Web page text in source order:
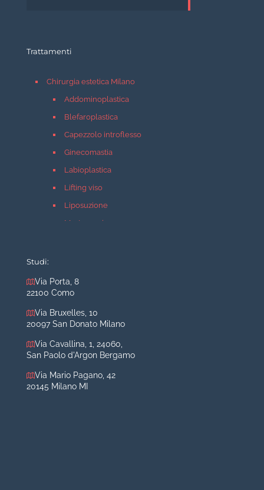
Trattamenti
Chirurgia estetica Milano
Addominoplastica
Blefaroplastica
Capezzolo introflesso
Ginecomastia
Labioplastica
Lifting viso
Liposuzione
Mastopessi
Rinoplastica
Medicina estetica Milano
Acido ialuronico viso
Aumento labbra
Filler
Studi:
Via Porta, 8
22100 Como
Via Bruxelles, 10
20097 San Donato Milano
Via Cavallina, 1, 24060,
San Paolo d'Argon Bergamo
Via Mario Pagano, 42
20145 Milano MI